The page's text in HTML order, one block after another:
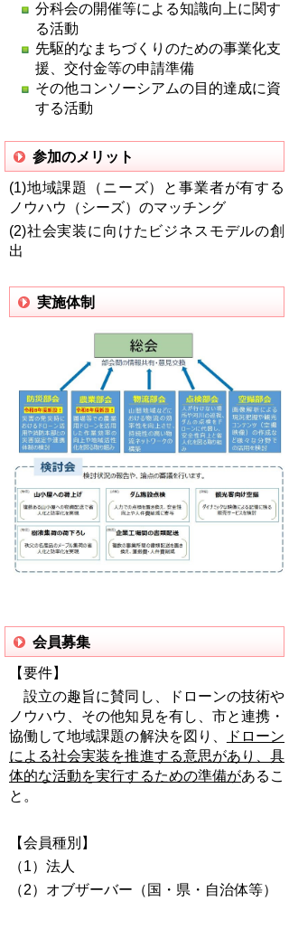
分科会の開催等による知識向上に関す
る活動
先駆的なまちづくりのための事業化支
援、交付金等の申請準備
その他コンソーシアムの目的達成に資
する活動
参加のメリット
(1)地域課題（ニーズ）と事業者が有する
ノウハウ（シーズ）のマッチング
(2)社会実装に向けたビジネスモデルの創
出
実施体制
会員募集
【要件】
設立の趣旨に賛同し、ドローンの技術や
ノウハウ、その他知見を有し、市と連携・
協働して地域課題の解決を図り、
ドローン
による社会実装を推進する意思があり、具
体的な活動を実行するための準備があるこ
と。
【会員種別】
（1） 法人
（2）オブザーバー（国・県・自治体等）